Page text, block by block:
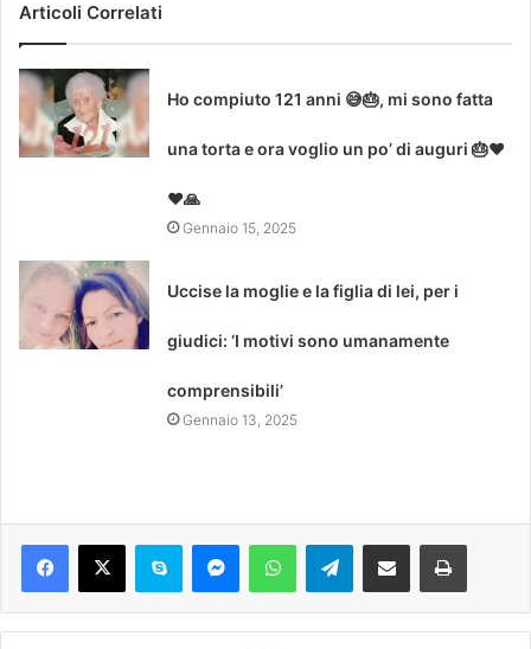
Articoli Correlati
Ho compiuto 121 anni 😅🎂, mi sono fatta
una torta e ora voglio un po’ di auguri 🎂❤
❤🙏
Gennaio 15, 2025
Uccise la moglie e la figlia di lei, per i
giudici: ‘I motivi sono umanamente
comprensibili’
Gennaio 13, 2025